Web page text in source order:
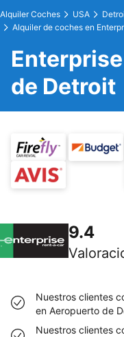
Alquiler Coches USA
Alquiler de coches en
de Detroit
9.4
Nuestros clientes
en Aeropuerto de
Nuestros clientes